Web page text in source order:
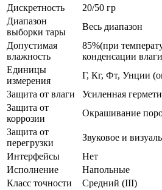
Дискретность
20/50 гр
Диапазон
выборки тары
Весь диапазон
Допустимая
влажность
85%(при
конденсации
Единицы
измерения
Г, Кг, Фт, Унции
Защита от влаги
Усиленная
Защита от
коррозии
Окрашивание
Защита от
перегрузки
Звуковое и
Интерфейсы
Нет
Исполнение
Напольные
Класс точности
Средний (III)